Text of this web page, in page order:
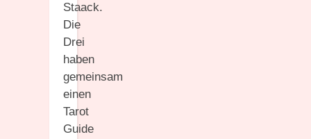
Staack.
Die
Drei
haben
gemeinsam
einen
Tarot
Guide